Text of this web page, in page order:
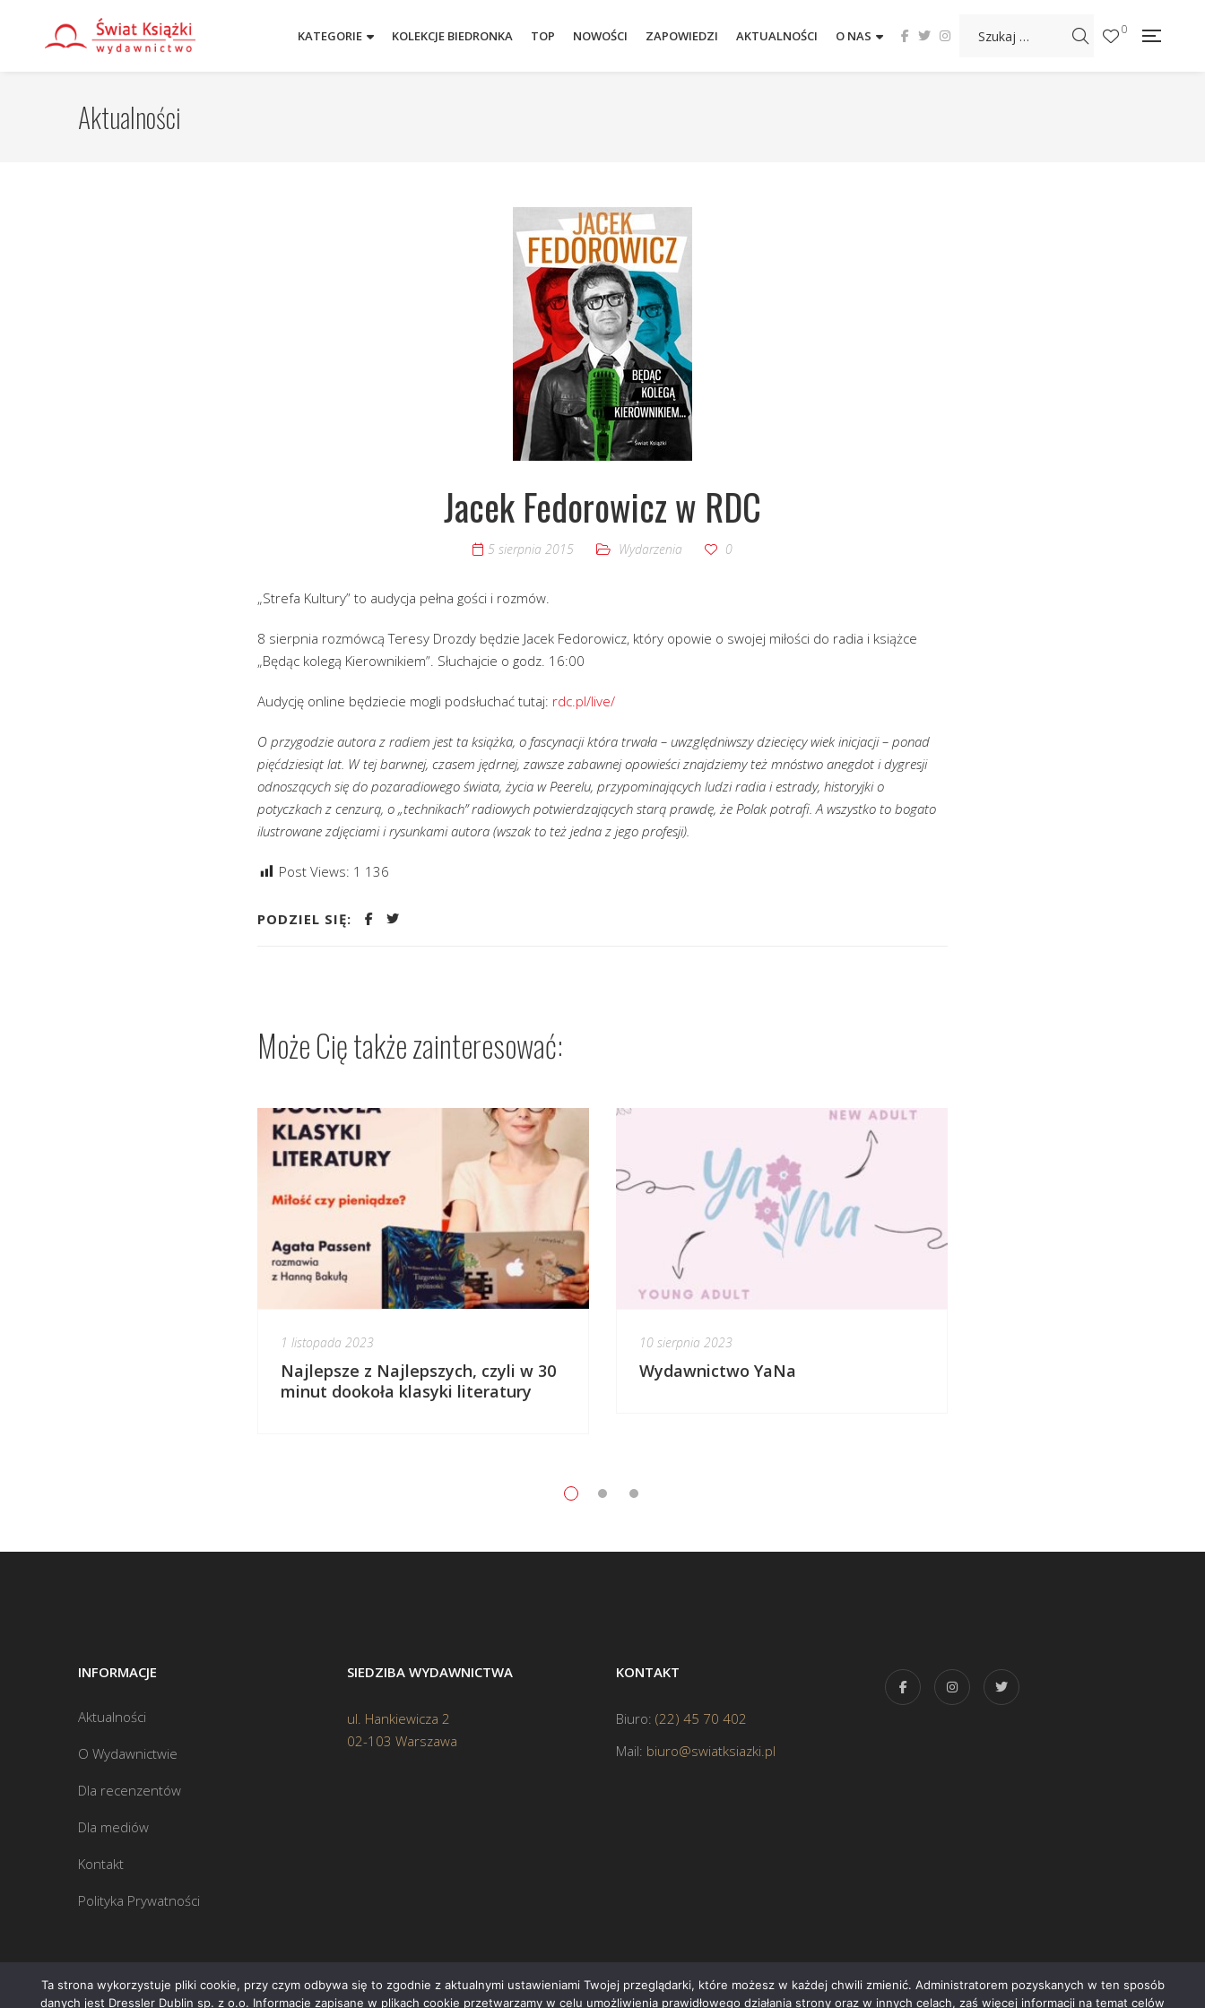
KATEGORIE KOLEKCJE BIEDRONKA TOP NOWOŚCI ZAPOWIEDZI AKTUALNOŚCI O NAS 0
Aktualności
Jacek Fedorowicz w RDC
5 sierpnia 2015 Wydarzenia 0
„Strefa Kultury” to audycja pełna gości i rozmów.
8 sierpnia rozmówcą Teresy Drozdy będzie Jacek Fedorowicz, który opowie o swojej miłości do radia i książce
„Będąc kolegą Kierownikiem”. Słuchajcie o godz. 16:00
Audycję online będziecie mogli podsłuchać tutaj: rdc.pl/live/
O przygodzie autora z radiem jest ta książka, o fascynacji która trwała – uwzględniwszy dziecięcy wiek inicjacji – ponad
pięćdziesiąt lat. W tej barwnej, czasem jędrnej, zawsze zabawnej opowieści znajdziemy też mnóstwo anegdot i dygresji
odnoszących się do pozaradiowego świata, życia w Peerelu, przypominających ludzi radia i estrady, historyjki o
potyczkach z cenzurą, o „technikach” radiowych potwierdzających starą prawdę, że Polak potrafi. A wszystko to bogato
ilustrowane zdjęciami i rysunkami autora (wszak to też jedna z jego profesji).
Post Views: 1 136
PODZIEL SIĘ:
Może Cię także zainteresować:
1 listopada 2023
Najlepsze z Najlepszych, czyli w 30
minut dookoła klasyki literatury
10 sierpnia 2023
Wydawnictwo YaNa
INFORMACJE
Aktualności
O Wydawnictwie
Dla recenzentów
Dla mediów
Kontakt
Polityka Prywatności
SIEDZIBA WYDAWNICTWA
ul. Hankiewicza 2
02-103 Warszawa
KONTAKT
Biuro: (22) 45 70 402
Mail: biuro@swiatksiazki.pl
Ta strona wykorzystuje pliki cookie, przy czym odbywa się to zgodnie z aktualnymi ustawieniami Twojej przeglądarki, które możesz w każdej chwili zmienić. Administratorem pozyskanych w ten sposób
danych jest Dressler Dublin sp. z o.o. Informacje zapisane w plikach cookie przetwarzamy w celu umożliwienia prawidłowego działania strony oraz w innych celach, zaś więcej informacji na temat celów